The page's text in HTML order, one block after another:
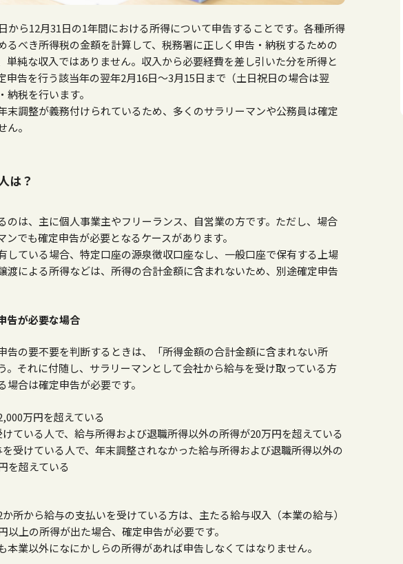
日から12月31日の1年間における所得について申告することです。各種所得
るべき所得税の金額を計算して、税務署に正しく申告・納税するための
単純な収入ではありません。収入から必要経費を差し引いた分を所得と
申告を行う該当年の翌年2月16日～3月15日まで（土日祝日の場合は翌
納税を行います。
末調整が義務付けられているため、多くのサラリーマンや公務員は確定
。
は？
のは、主に個人事業主やフリーランス、自営業の方です。ただし、場合
ンでも確定申告が必要となるケースがあります。
している場合、特定口座の源泉徴収口座なし、一般口座で保有する上場
渡による所得などは、所得の合計金額に含まれないため、別途確定申告
告が必要な場合
告の要不要を判断するときは、「所得金額の合計金額に含まれない所
。それに付随し、サラリーマンとして会社から給与を受け取っている方
場合は確定申告が必要です。
万円を超えている
ている人で、給与所得および退職所得以外の所得が20万円を超えている
受けている人で、年末調整されなかった給与所得および退職所得以外の
を超えている
所から給与の支払いを受けている方は、主たる給与収入（本業の給与）
以上の所得が出た場合、確定申告が必要です。
本業以外になにかしらの所得があれば申告しなくてはなりません。